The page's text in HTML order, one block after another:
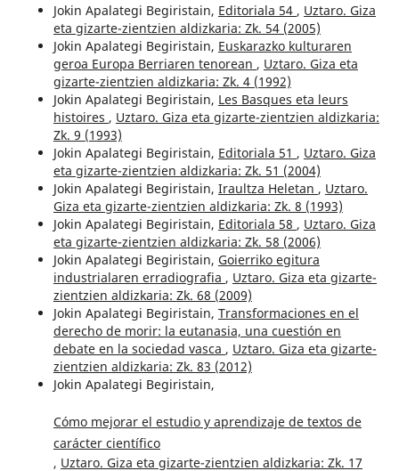
Jokin Apalategi Begiristain, Editoriala 54 , Uztaro. Giza
eta gizarte-zientzien aldizkaria: Zk. 54 (2005)
Jokin Apalategi Begiristain, Euskarazko kulturaren
geroa Europa Berriaren tenorean , Uztaro. Giza eta
gizarte-zientzien aldizkaria: Zk. 4 (1992)
Jokin Apalategi Begiristain, Les Basques eta leurs
histoires , Uztaro. Giza eta gizarte-zientzien aldizkaria:
Zk. 9 (1993)
Jokin Apalategi Begiristain, Editoriala 51 , Uztaro. Giza
eta gizarte-zientzien aldizkaria: Zk. 51 (2004)
Jokin Apalategi Begiristain, Iraultza Heletan , Uztaro.
Giza eta gizarte-zientzien aldizkaria: Zk. 8 (1993)
Jokin Apalategi Begiristain, Editoriala 58 , Uztaro. Giza
eta gizarte-zientzien aldizkaria: Zk. 58 (2006)
Jokin Apalategi Begiristain, Goierriko egitura
industrialaren erradiografia , Uztaro. Giza eta gizarte-
zientzien aldizkaria: Zk. 68 (2009)
Jokin Apalategi Begiristain, Transformaciones en el
derecho de morir: la eutanasia, una cuestión en
debate en la sociedad vasca , Uztaro. Giza eta gizarte-
zientzien aldizkaria: Zk. 83 (2012)
Jokin Apalategi Begiristain,
Cómo mejorar el estudio y aprendizaje de textos de
carácter científico
, Uztaro. Giza eta gizarte-zientzien aldizkaria: Zk. 17